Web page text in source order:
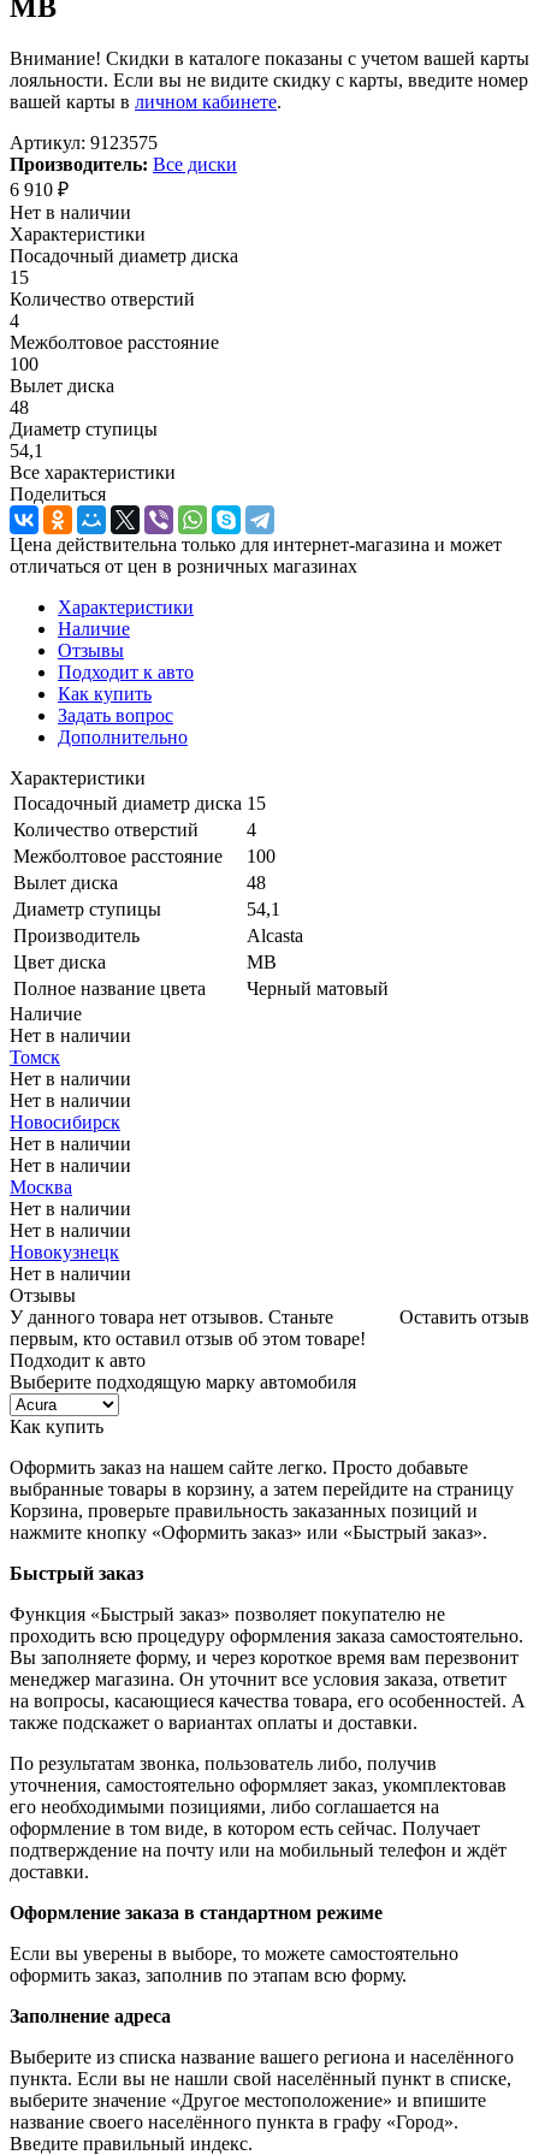
MB
Внимание! Скидки в каталоге показаны с учетом вашей карты
лояльности. Если вы не видите скидку с карты, введите номер
вашей карты в личном кабинете.
Артикул: 9123575
Производитель: Все диски
6 910 ₽
Нет в наличии
Характеристики
Посадочный диаметр диска
15
Количество отверстий
4
Межболтовое расстояние
100
Вылет диска
48
Диаметр ступицы
54,1
Все характеристики
Поделиться
Цена действительна только для интернет-магазина и может
отличаться от цен в розничных магазинах
Характеристики
Наличие
Отзывы
Подходит к авто
Как купить
Задать вопрос
Дополнительно
Характеристики
Посадочный диаметр диска 15
Количество отверстий
4
Межболтовое расстояние
100
Вылет диска
48
Диаметр ступицы
54,1
Производитель
Alcasta
Цвет диска
MB
Полное название цвета
Черный матовый
Наличие
Нет в наличии
Томск
Нет в наличии
Нет в наличии
Новосибирск
Нет в наличии
Нет в наличии
Москва
Нет в наличии
Нет в наличии
Новокузнецк
Нет в наличии
Отзывы
Оставить отзыв
У данного товара нет отзывов. Станьте
первым, кто оставил отзыв об этом товаре!
Подходит к авто
Выберите подходящую марку автомобиля
Как купить
Оформить заказ на нашем сайте легко. Просто добавьте
выбранные товары в корзину, а затем перейдите на страницу
Корзина, проверьте правильность заказанных позиций и
нажмите кнопку «Оформить заказ» или «Быстрый заказ».
Быстрый заказ
Функция «Быстрый заказ» позволяет покупателю не
проходить всю процедуру оформления заказа самостоятельно.
Вы заполняете форму, и через короткое время вам перезвонит
менеджер магазина. Он уточнит все условия заказа, ответит
на вопросы, касающиеся качества товара, его особенностей. А
также подскажет о вариантах оплаты и доставки.
По результатам звонка, пользователь либо, получив
уточнения, самостоятельно оформляет заказ, укомплектовав
его необходимыми позициями, либо соглашается на
оформление в том виде, в котором есть сейчас. Получает
подтверждение на почту или на мобильный телефон и ждёт
доставки.
Оформление заказа в стандартном режиме
Если вы уверены в выборе, то можете самостоятельно
оформить заказ, заполнив по этапам всю форму.
Заполнение адреса
Выберите из списка название вашего региона и населённого
пункта. Если вы не нашли свой населённый пункт в списке,
выберите значение «Другое местоположение» и впишите
название своего населённого пункта в графу «Город».
Введите правильный индекс.